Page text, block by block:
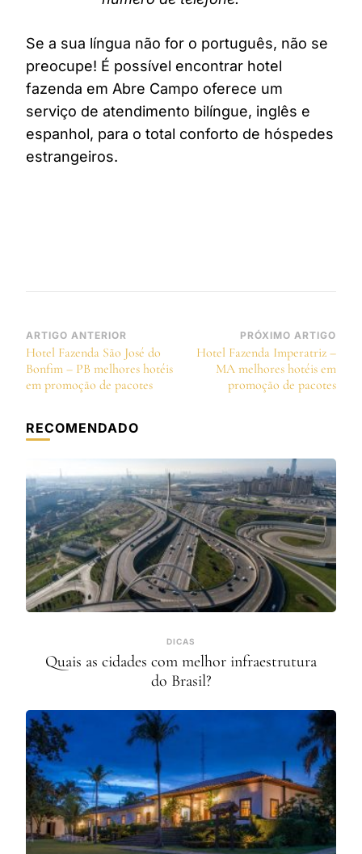
Se a sua língua não for o português, não se
preocupe! É possível encontrar hotel
fazenda em Abre Campo oferece um
serviço de atendimento bilíngue, inglês e
espanhol, para o total conforto de hóspedes
estrangeiros.
Navegação
de
post
ARTIGO ANTERIOR
Hotel Fazenda São José do
Bonfim – PB melhores hotéis
em promoção de pacotes
PRÓXIMO ARTIGO
Hotel Fazenda Imperatriz –
MA melhores hotéis em
promoção de pacotes
RECOMENDADO
DICAS
Quais as cidades com melhor infraestrutura
do Brasil?